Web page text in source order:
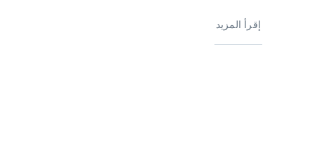
إقرأ المزيد